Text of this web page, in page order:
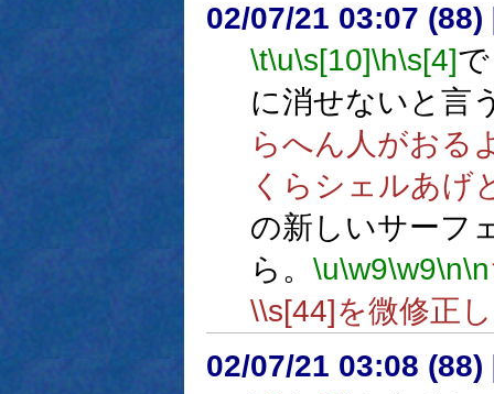
02/07/21 03:07 (88)
\t\u\s[10]\h\s[4]
に消せないと言
らへん人がおる
くらシェルあげ
の新しいサーフ
ら。 \u\w9\w9\n\n
\\s[44]を微修正
02/07/21 03:08 (88)